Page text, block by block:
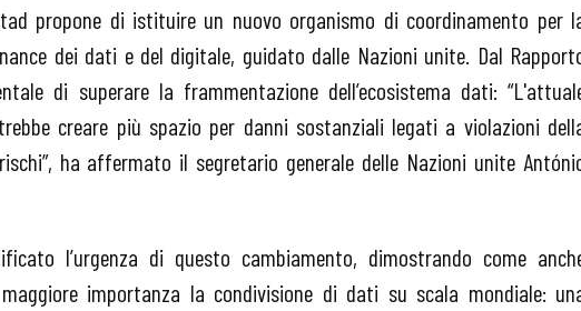
propone di istituire un nuovo organismo di coordinamento per
dei dati e del digitale, guidato dalle Nazioni unite. Dal
di superare la frammentazione dell’ecosistema dati:
creare più spazio per danni sostanziali legati a violazioni
ha affermato il segretario generale delle Nazioni unite
l’urgenza di questo cambiamento, dimostrando come
importanza la condivisione di dati su scala mondiale: